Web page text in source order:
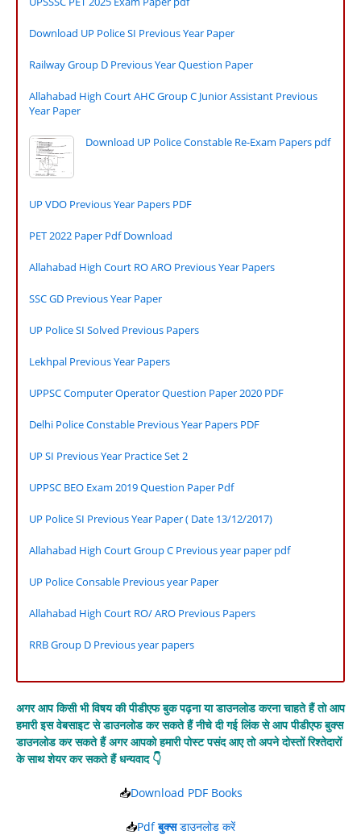
Download UP Police SI Previous Year Paper
Railway Group D Previous Year Question Paper
Allahabad High Court AHC Group C Junior Assistant Previous
Year Paper
Download UP Police Constable Re-Exam Papers pdf
UP VDO Previous Year Papers PDF
PET 2022 Paper Pdf Download
Allahabad High Court RO ARO Previous Year Papers
SSC GD Previous Year Paper
UP Police SI Solved Previous Papers
Lekhpal Previous Year Papers
UPPSC Computer Operator Question Paper 2020 PDF
Delhi Police Constable Previous Year Papers PDF
UP SI Previous Year Practice Set 2
UPPSC BEO Exam 2019 Question Paper Pdf
UP Police SI Previous Year Paper ( Date 13/12/2017)
Allahabad High Court Group C Previous year paper pdf
UP Police Consable Previous year Paper
Allahabad High Court RO/ ARO Previous Papers
RRB Group D Previous year papers
अगर आप किसी भी विषय की पीडीएफ बुक पढ़ना या डाउनलोड करना चाहते हैं तो आप
हमारी इस वेबसाइट से डाउनलोड कर सकते हैं नीचे दी गई लिंक से आप पीडीएफ बुक्स
डाउनलोड कर सकते हैं अगर आपको हमारी पोस्ट पसंद आए तो अपने दोस्तों रिश्तेदारों
के साथ शेयर कर सकते हैं धन्यवाद 👇
📥Download PDF Books
📥Pdfबुक्सडाउनलोड करें